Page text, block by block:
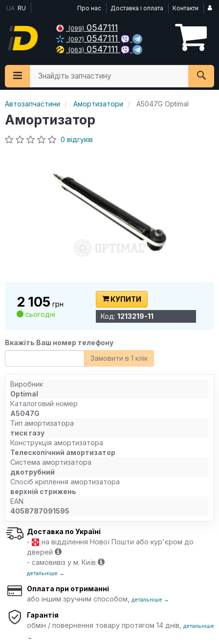
UA RU Про нас Доставка і оплата Контакти
(099) 0547111
(097) 0547111
(063) 0547111
Знайдіть запчастину
Автозапчастини Амортизатори A5047G Optimal
Амортизатор
0 відгуків
2 105 грн
сьогодні
КУПИТИ
Код: 1213219-11
Вкажіть Ваш номер телефону
Замовити в 1 клік
Виробник
Optimal
Каталоговий номер
A5047G
Тип амортизатора
тиск газу
Конструкція амортизатора
Телескопічний амортизатор
Система амортизатора
двотрубний
Спосіб кріплення амортизатора
верхній стрижень
EAN
4058787091595
Доставка по Україні
-
на відділення Нової Пошти або кур'єром до
дверей
- самовивіз у м. Київ
детальніше →
Оплата при отриманні
або іншим зручним способом,
детальніше →
Гарантія
обмін / повернення товару протягом 14 днів,
детальніше
→